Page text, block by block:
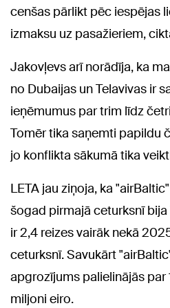
cenšas pārlikt pēc iespējas
izmaksu uz pasažieriem,
Jakovļevs arī norādīja, ka
no Dubaijas un Telavivas ir
ieņēmumus par trim līdz
Tomēr tika saņemti papildu
jo konflikta sākumā tika
LETA jau ziņoja, ka
šogad pirmajā ceturksnī
ir 2,4 reizes vairāk nekā
ceturksnī. Savukārt
apgrozījums palielinājās par
miljoni eiro.